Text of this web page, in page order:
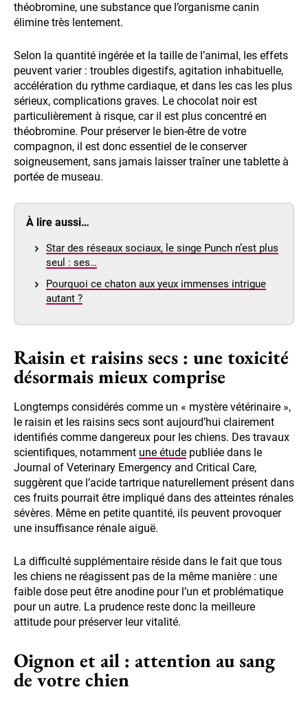
théobromine, une substance que l’organisme canin
élimine très lentement.
Selon la quantité ingérée et la taille de l’animal, les effets
peuvent varier : troubles digestifs, agitation inhabituelle,
accélération du rythme cardiaque, et dans les cas les plus
sérieux, complications graves. Le chocolat noir est
particulièrement à risque, car il est plus concentré en
théobromine. Pour préserver le bien-être de votre
compagnon, il est donc essentiel de le conserver
soigneusement, sans jamais laisser traîner une tablette à
portée de museau.
À lire aussi…
Star des réseaux sociaux, le singe Punch n’est plus
seul : ses…
Pourquoi ce chaton aux yeux immenses intrigue
autant ?
Raisin et raisins secs : une toxicité
désormais mieux comprise
Longtemps considérés comme un « mystère vétérinaire »,
le raisin et les raisins secs sont aujourd’hui clairement
identifiés comme dangereux pour les chiens. Des travaux
scientifiques, notamment une étude publiée dans le
Journal of Veterinary Emergency and Critical Care,
suggèrent que l’acide tartrique naturellement présent dans
ces fruits pourrait être impliqué dans des atteintes rénales
sévères. Même en petite quantité, ils peuvent provoquer
une insuffisance rénale aiguë.
La difficulté supplémentaire réside dans le fait que tous
les chiens ne réagissent pas de la même manière : une
faible dose peut être anodine pour l’un et problématique
pour un autre. La prudence reste donc la meilleure
attitude pour préserver leur vitalité.
Oignon et ail : attention au sang
de votre chien